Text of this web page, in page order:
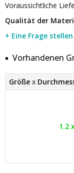
Voraussichtliche
Qualität der
+ Eine Frage stellen
Vorhandenen
Größe x
1.2